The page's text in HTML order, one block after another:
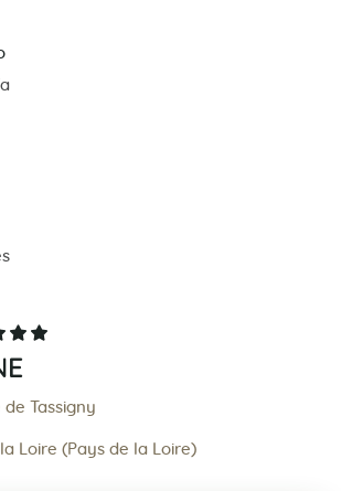
Tassigny
Loire (Pays de la Loire)